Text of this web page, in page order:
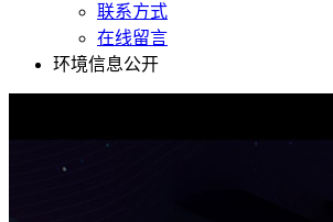
联系方式
在线留言
环境信息公开